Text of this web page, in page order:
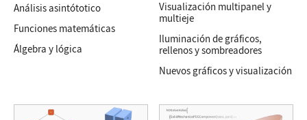
Análisis asintótotico
Funciones matemáticas
Álgebra y lógica
Visualización multipanel y
multieje
Iluminación de gráficos,
rellenos y sombreadores
Nuevos gráficos y visualización